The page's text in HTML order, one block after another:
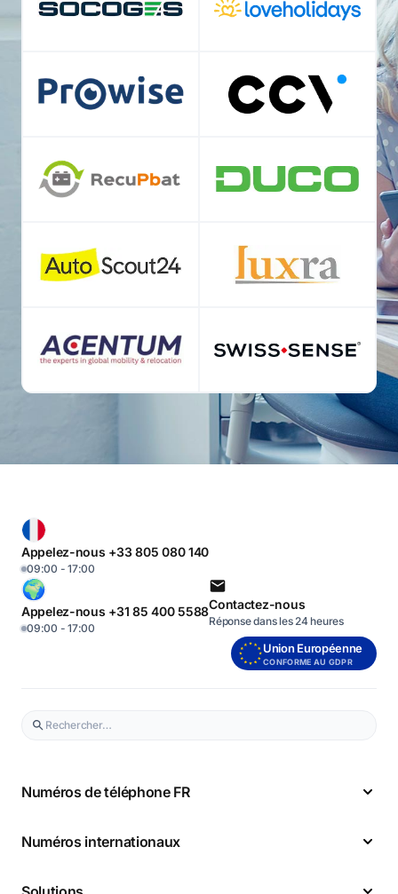
Appelez-nous +33 805 080 140
09:00 - 17:00
Appelez-nous +31 85 400 5588
09:00 - 17:00
Contactez-nous
Réponse dans les 24 heures
Union Européenne
CONFORME AU GDPR
Numéros de téléphone FR
Numéros internationaux